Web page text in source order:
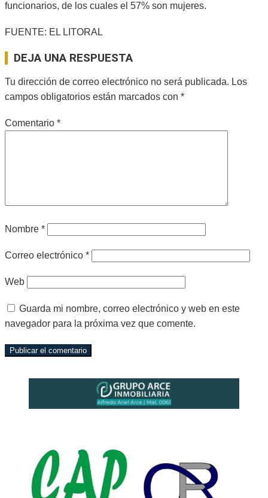
funcionarios, de los cuales el 57% son mujeres.
FUENTE: EL LITORAL
2026-
05-
13
DEJA UNA RESPUESTA
Tu dirección de correo electrónico no será publicada. Los
campos obligatorios están marcados con *
Comentario *
Nombre *
Correo electrónico *
Web
Guarda mi nombre, correo electrónico y web en este
navegador para la próxima vez que comente.